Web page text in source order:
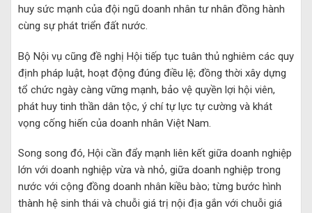
huy sức mạnh của đội ngũ doanh nhân tư nhân đồng hành
cùng sự phát triển đất nước.
Bộ Nội vụ cũng đề nghị Hội tiếp tục tuân thủ nghiêm các quy
định pháp luật, hoạt động đúng điều lệ; đồng thời xây dựng
tổ chức ngày càng vững mạnh, bảo vệ quyền lợi hội viên,
phát huy tinh thần dân tộc, ý chí tự lực tự cường và khát
vọng cống hiến của doanh nhân Việt Nam.
Song song đó, Hội cần đẩy mạnh liên kết giữa doanh nghiệp
lớn với doanh nghiệp vừa và nhỏ, giữa doanh nghiệp trong
nước với cộng đồng doanh nhân kiều bào; từng bước hình
thành hệ sinh thái và chuỗi giá trị nội địa gắn với chuỗi giá